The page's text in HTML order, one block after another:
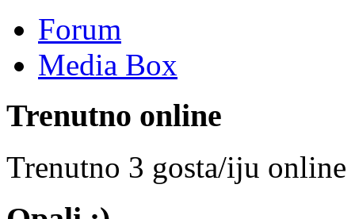
Forum
Media Box
Trenutno online
Trenutno 3 gosta/iju online